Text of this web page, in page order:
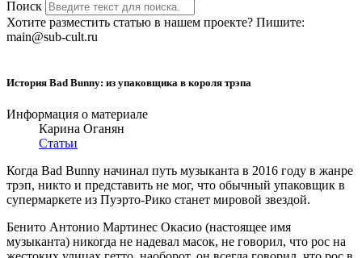
Поиск
Хотите разместить статью в нашем проекте? Пишите:
main@sub-cult.ru
История Bad Bunny: из упаковщика в короля трэпа
Информация о материале
Карина Оганян
Статьи
Когда Bad Bunny начинал путь музыканта в 2016 году в жанре
трэп, никто и представить не мог, что обычный упаковщик в
супермаркете из Пуэрто-Рико станет мировой звездой.
Бенито Антонио Мартинес Окасио (настоящее имя
музыканта) никогда не надевал масок, не говорил, что рос на